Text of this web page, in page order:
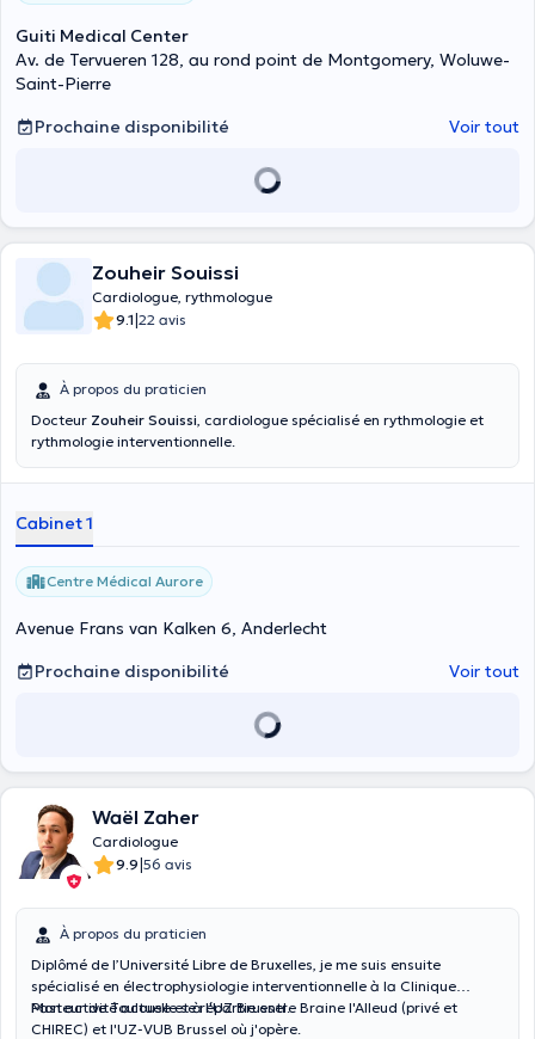
Guiti Medical Center
Av. de Tervueren 128, au rond point de Montgomery, Woluwe-
Saint-Pierre
Prochaine disponibilité
Voir tout
Zouheir Souissi
Cardiologue, rythmologue
9.1|22 avis
À propos du praticien
Docteur Zouheir Souissi, cardiologue spécialisé en rythmologie et
rythmologie interventionnelle.
Cabinet 1
Centre Médical Aurore
Avenue Frans van Kalken 6, Anderlecht
Prochaine disponibilité
Voir tout
Waël Zaher
Cardiologue
9.9|56 avis
À propos du praticien
Diplômé de l’Université Libre de Bruxelles, je me suis ensuite
spécialisé en électrophysiologie interventionnelle à la Clinique
Pasteur de Toulouse et à l'UZ Brussel.
Mon activité actuelle se répartie entre Braine l'Alleud (privé et
CHIREC) et l'UZ-VUB Brussel où j'opère.